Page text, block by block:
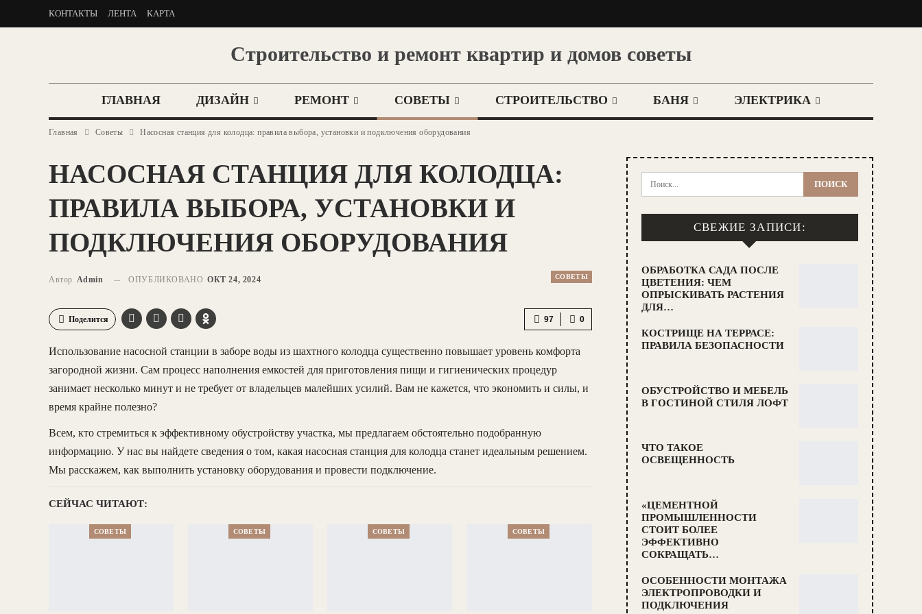
КОНТАКТЫ ЛЕНТА КАРТА
Строительство и ремонт квартир и домов советы
ГЛАВНАЯ ДИЗАЙН РЕМОНТ СОВЕТЫ СТРОИТЕЛЬСТВО БАНЯ ЭЛЕКТРИКА
Главная Советы Насосная станция для колодца: правила выбора, установки и подключения оборудования
НАСОСНАЯ СТАНЦИЯ ДЛЯ КОЛОДЦА:
ПРАВИЛА ВЫБОРА, УСТАНОВКИ И
ПОДКЛЮЧЕНИЯ ОБОРУДОВАНИЯ
СОВЕТЫ
Автор Admin ОПУБЛИКОВАНО ОКТ 24, 2024
0
97
Поделится
Использование насосной станции в заборе воды из шахтного колодца существенно повышает уровень комфорта
загородной жизни. Сам процесс наполнения емкостей для приготовления пищи и гигиенических процедур
занимает несколько минут и не требует от владельцев малейших усилий. Вам не кажется, что экономить и силы, и
время крайне полезно?
Всем, кто стремиться к эффективному обустройству участка, мы предлагаем обстоятельно подобранную
информацию. У нас вы найдете сведения о том, какая насосная станция для колодца станет идеальным решением.
Мы расскажем, как выполнить установку оборудования и провести подключение.
СЕЙЧАС ЧИТАЮТ:
СОВЕТЫ СОВЕТЫ СОВЕТЫ СОВЕТЫ
СВЕЖИЕ ЗАПИСИ:
ОБРАБОТКА САДА ПОСЛЕ
ЦВЕТЕНИЯ: ЧЕМ
ОПРЫСКИВАТЬ РАСТЕНИЯ
ДЛЯ…
КОСТРИЩЕ НА ТЕРРАСЕ:
ПРАВИЛА БЕЗОПАСНОСТИ
ОБУСТРОЙСТВО И МЕБЕЛЬ
В ГОСТИНОЙ СТИЛЯ ЛОФТ
ЧТО ТАКОЕ
ОСВЕЩЕННОСТЬ
«ЦЕМЕНТНОЙ
ПРОМЫШЛЕННОСТИ
СТОИТ БОЛЕЕ
ЭФФЕКТИВНО
СОКРАЩАТЬ…
ОСОБЕННОСТИ МОНТАЖА
ЭЛЕКТРОПРОВОДКИ И
ПОДКЛЮЧЕНИЯ